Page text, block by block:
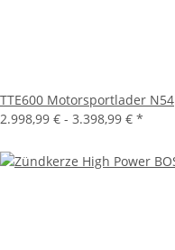
TTE600 Motorsportlader N54
2.998,99 € - 3.398,99 € *